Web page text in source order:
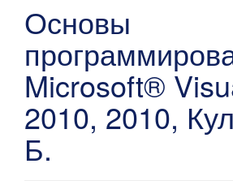
Основы
Microsoft®
2010, 2010,
Б.